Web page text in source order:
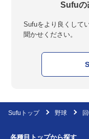
Sufuの
Sufuをより良くして
聞かせください。
Sufuトップ 野球
各種目トップから探す